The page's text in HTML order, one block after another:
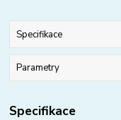
Specifikace
Parametry
Specifikace